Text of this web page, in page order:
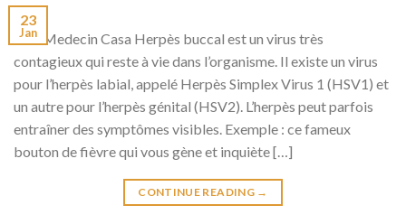
23
Jan
SOS Medecin Casa Herpès buccal est un virus très
contagieux qui reste à vie dans l’organisme. Il existe un virus
pour l’herpès labial, appelé Herpès Simplex Virus 1 (HSV1) et
un autre pour l’herpès génital (HSV2). L’herpès peut parfois
entraîner des symptômes visibles. Exemple : ce fameux
bouton de fièvre qui vous gène et inquiète […]
CONTINUE READING →